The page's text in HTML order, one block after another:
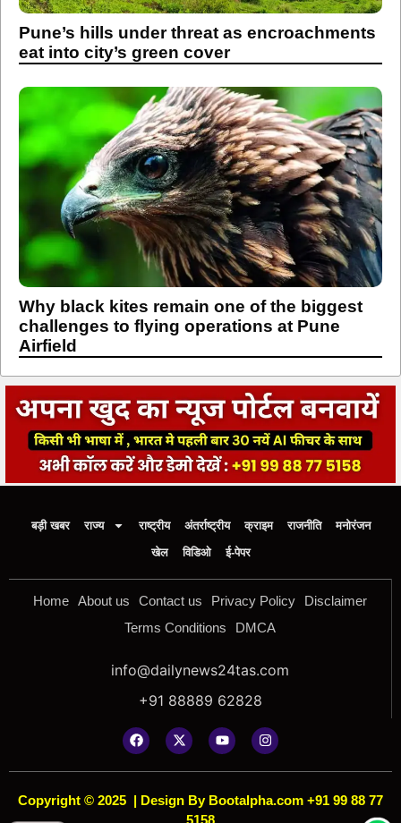
Pune’s hills under threat as encroachments
eat into city’s green cover
Why black kites remain one of the biggest
challenges to flying operations at Pune
Airfield
बड़ी खबर राज्य राष्ट्रीय अंतर्राष्ट्रीय क्राइम राजनीति
मनोरंजन
खेल
विडिओ ई-पेपर
Home About us Contact us Privacy Policy
Disclaimer
Terms Conditions
DMCA
info@dailynews24tas.com
+91 88889 62828
Copyright © 2025 | Design By Bootalpha.com +91 99 88 77
5158